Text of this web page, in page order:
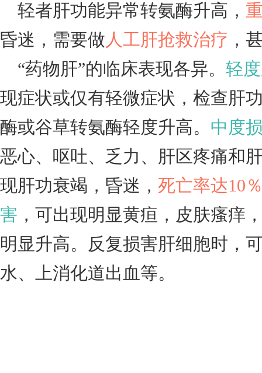
轻者肝功能异常转氨酶升高，
昏迷，需要做 人工肝抢救治疗 ，
“药物肝”的临床表现各异。 轻
现症状或仅有轻微症状，检查肝
酶或谷草转氨酶轻度升高。 中度
恶心、呕吐、乏力、肝区疼痛和
现肝功衰竭，昏迷， 死亡率达10
害 ，可出现明显黄疸，皮肤瘙痒
明显升高。反复损害肝细胞时，
水、上消化道出血等。